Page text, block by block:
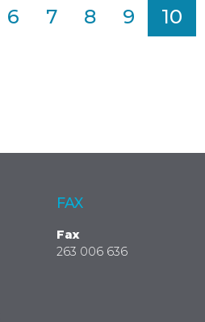
6 7 8 9 10
FAX
Fax
263 006 636